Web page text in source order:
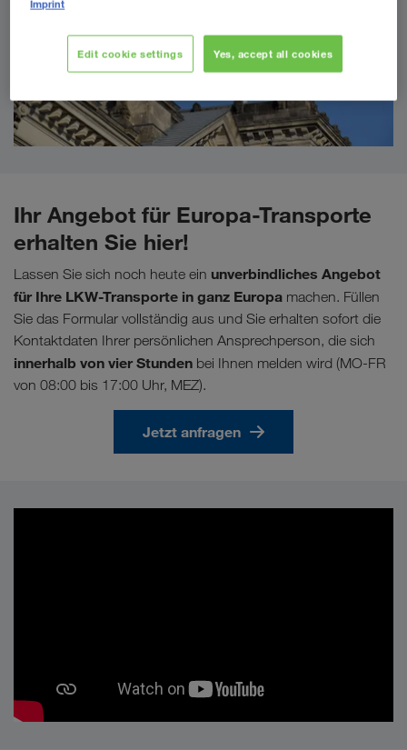
Ihr Angebot für Europa-Transporte
erhalten Sie hier!
Lassen Sie sich noch heute ein unverbindliches Angebot
für Ihre LKW-Transporte in ganz Europa machen. Füllen
Sie das Formular vollständig aus und Sie erhalten sofort die
Kontaktdaten Ihrer persönlichen Ansprechperson, die sich
innerhalb von vier Stunden bei Ihnen melden wird (MO-FR
von 08:00 bis 17:00 Uhr, MEZ).
Jetzt anfragen
Imprint
Edit cookie settings Yes, accept all cookies